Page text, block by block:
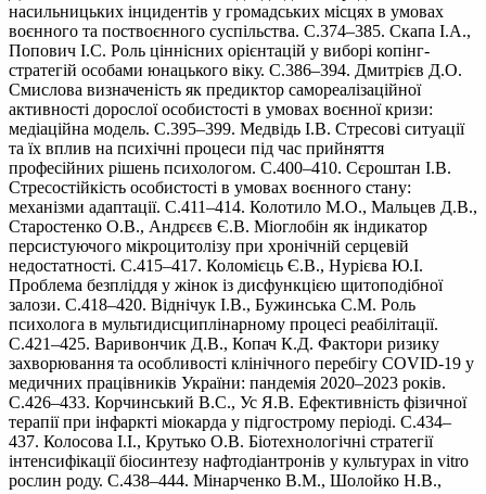
насильницьких інцидентів у громадських місцях в умовах
воєнного та поствоєнного суспільства. С.374–385. Скапа І.А.,
Попович І.С. Роль ціннісних орієнтацій у виборі копінг-
стратегій особами юнацького віку. С.386–394. Дмитрієв Д.О.
Смислова визначеність як предиктор самореалізаційної
активності дорослої особистості в умовах воєнної кризи:
медіаційна модель. С.395–399. Медвідь І.В. Стресові ситуації
та їх вплив на психічні процеси під час прийняття
професійних рішень психологом. С.400–410. Сєроштан І.В.
Стресостійкість особистості в умовах воєнного стану:
механізми адаптації. С.411–414. Колотило М.О., Мальцев Д.В.,
Старостенко О.В., Андрєєв Є.В. Міоглобін як індикатор
персистуючого мікроцитолізу при хронічній серцевій
недостатності. С.415–417. Коломієць Є.В., Нурієва Ю.І.
Проблема безпліддя у жінок із дисфункцією щитоподібної
залози. С.418–420. Віднічук І.В., Бужинська С.М. Роль
психолога в мультидисциплінарному процесі реабілітації.
С.421–425. Варивончик Д.В., Копач К.Д. Фактори ризику
захворювання та особливості клінічного перебігу COVID-19 у
медичних працівників України: пандемія 2020–2023 років.
С.426–433. Корчинський В.С., Ус Я.В. Ефективність фізичної
терапії при інфаркті міокарда у підгострому періоді. С.434–
437. Колосова І.І., Крутько О.В. Біотехнологічні стратегії
інтенсифікації біосинтезу нафтодіантронів у культурах in vitro
рослин роду. С.438–444. Мінарченко В.М., Шолойко Н.В.,